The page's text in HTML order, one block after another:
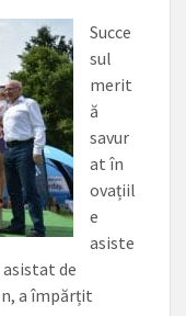
Succe
sul
merit
ă
savur
at în
ovațiil
e
asiste
asistat de
a împărțit